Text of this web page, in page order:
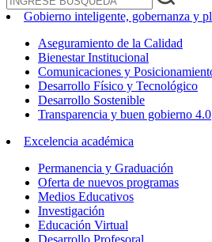
Gobierno inteligente, gobernanza y
Aseguramiento de la Calidad
Bienestar Institucional
Comunicaciones y
Desarrollo Físico y Tecnológico
Desarrollo Sostenible
Transparencia y buen gobierno 4.0
Excelencia académica
Permanencia y Graduación
Oferta de nuevos programas
Medios Educativos
Investigación
Educación Virtual
Desarrollo Profesoral